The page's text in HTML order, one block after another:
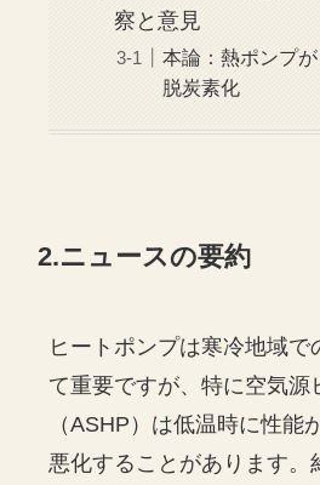
察と意見
本論：熱ポンプ
脱炭素化
2.ニュースの要約
ヒートポンプは寒冷地域で
て重要ですが、特に空気源
（ASHP）は低温時に性能
悪化することがあります。